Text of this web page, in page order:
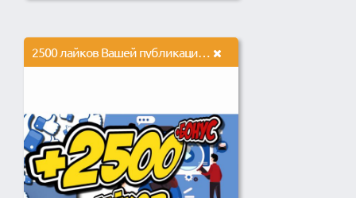
2500 лайков Вашей публикации в ВК + Бонус